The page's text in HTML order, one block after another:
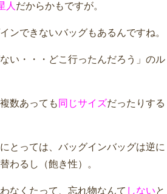
人 だからかもですが。
ンできないバッグもあるんですね。
い・・・どこ行ったんだろう」のル
数あっても 同じサイズだったりする
とっては、バッグインバッグは逆に
わるし（飽き性）。
なくたって、忘れ物なんて しないと